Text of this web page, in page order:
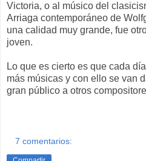
Victoria, o al músico del
Arriaga contemporáneo de
una calidad muy grande, fue
joven.
Lo que es cierto es que cada
más músicas y con ello se van
gran público a otros
7 comentarios: